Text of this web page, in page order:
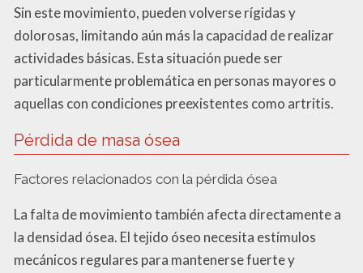
Sin este movimiento, pueden volverse rígidas y
dolorosas, limitando aún más la capacidad de realizar
actividades básicas. Esta situación puede ser
particularmente problemática en personas mayores o
aquellas con condiciones preexistentes como artritis.
Pérdida de masa ósea
Factores relacionados con la pérdida ósea
La falta de movimiento también afecta directamente a
la densidad ósea. El tejido óseo necesita estímulos
mecánicos regulares para mantenerse fuerte y